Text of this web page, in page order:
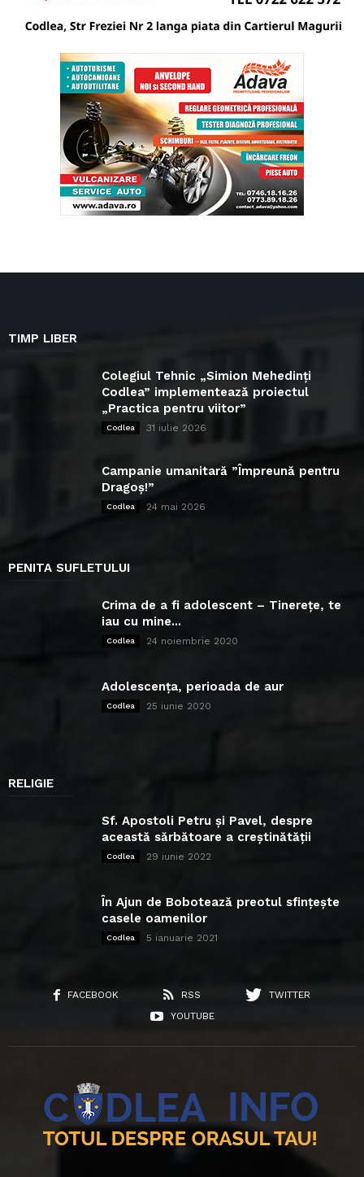
TIMP LIBER
Colegiul Tehnic „Simion Mehedinți
Codlea” implementează proiectul
„Practica pentru viitor”
Codlea 31 iulie 2026
Campanie umanitară ”Împreună pentru
Dragoș!”
Codlea 24 mai 2026
PENITA SUFLETULUI
Crima de a fi adolescent – Tinerețe, te
iau cu mine...
Codlea 24 noiembrie 2020
Adolescența, perioada de aur
Codlea 25 iunie 2020
RELIGIE
Sf. Apostoli Petru și Pavel, despre
această sărbătoare a creștinătății
Codlea 29 iunie 2022
În Ajun de Bobotează preotul sfințește
casele oamenilor
Codlea 5 ianuarie 2021
FACEBOOK RSS
TWITTER
YOUTUBE